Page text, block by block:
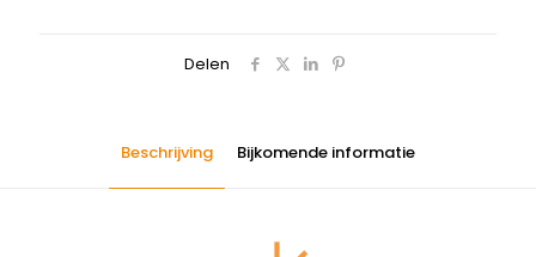
Delen
Beschrijving Bijkomende informatie